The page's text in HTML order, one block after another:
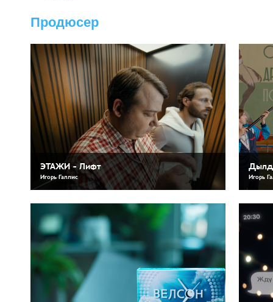
Продюсер
ЭТАЖИ - Лифт
Игорь Галлис Игорь